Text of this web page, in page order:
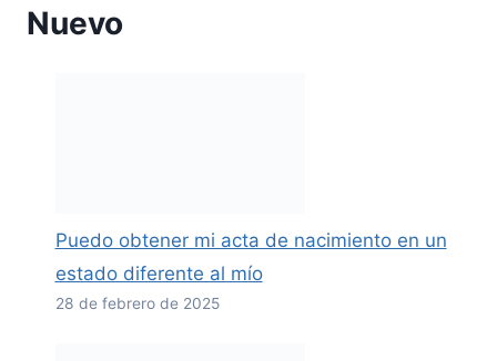
Nuevo
Puedo obtener mi acta de nacimiento en un
estado diferente al mío
28 de febrero de 2025